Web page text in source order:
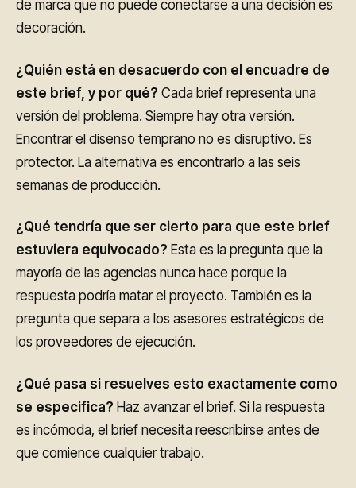
de marca que no puede conectarse a una decisión es
decoración.
¿Quién está en desacuerdo con el encuadre de
este brief, y por qué? Cada brief representa una
versión del problema. Siempre hay otra versión.
Encontrar el disenso temprano no es disruptivo. Es
protector. La alternativa es encontrarlo a las seis
semanas de producción.
¿Qué tendría que ser cierto para que este brief
estuviera equivocado? Esta es la pregunta que la
mayoría de las agencias nunca hace porque la
respuesta podría matar el proyecto. También es la
pregunta que separa a los asesores estratégicos de
los proveedores de ejecución.
¿Qué pasa si resuelves esto exactamente como
se especifica? Haz avanzar el brief. Si la respuesta
es incómoda, el brief necesita reescribirse antes de
que comience cualquier trabajo.